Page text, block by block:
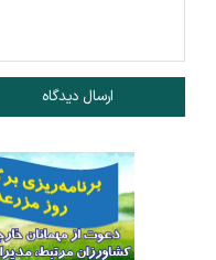
ارسال دیدگاه